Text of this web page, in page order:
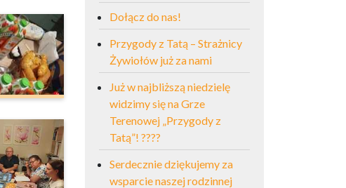
Dołącz do nas!
Przygody z Tatą – Strażnicy
Żywiołów już za nami
Już w najbliższą niedzielę
widzimy się na Grze
Terenowej „Przygody z
Tatą”! ????
Serdecznie dziękujemy za
wsparcie naszej rodzinnej